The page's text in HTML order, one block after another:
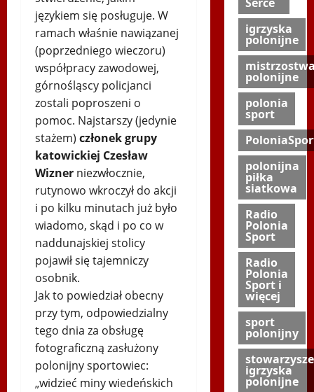
językiem się posługuje. W
ramach właśnie nawiązanej
(poprzedniego wieczoru)
współpracy zawodowej,
górnośląscy policjanci
zostali poproszeni o
pomoc. Najstarszy (jedynie
stażem) członek grupy
katowickiej Czesław
Wizner niezwłocznie,
rutynowo wkroczył do akcji
i po kilku minutach już było
wiadomo, skąd i po co w
naddunajskiej stolicy
pojawił się tajemniczy
osobnik.
Jak to powiedział obecny
przy tym, odpowiedzialny
tego dnia za obsługę
fotograficzną zasłużony
polonijny sportowiec:
„widzieć miny wiedeńskich
igrzyska
polonijne
polonijne
polonia
sport
polonijna
piłka
siatkowa
Radio
Polonia
Sport
Radio
Polonia
Sport i
więcej
sport
polonijny
igrzyska
polonijne